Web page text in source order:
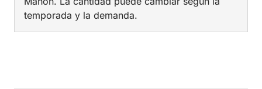
temporada y la demanda.